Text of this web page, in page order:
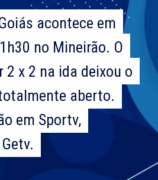
acontece em
no Mineirão. O
2 x 2 na ida deixou o
aberto.
em Sportv,
acontece em
no Mineirão. O
2 x 2 na ida deixou o
aberto.
em Sportv,